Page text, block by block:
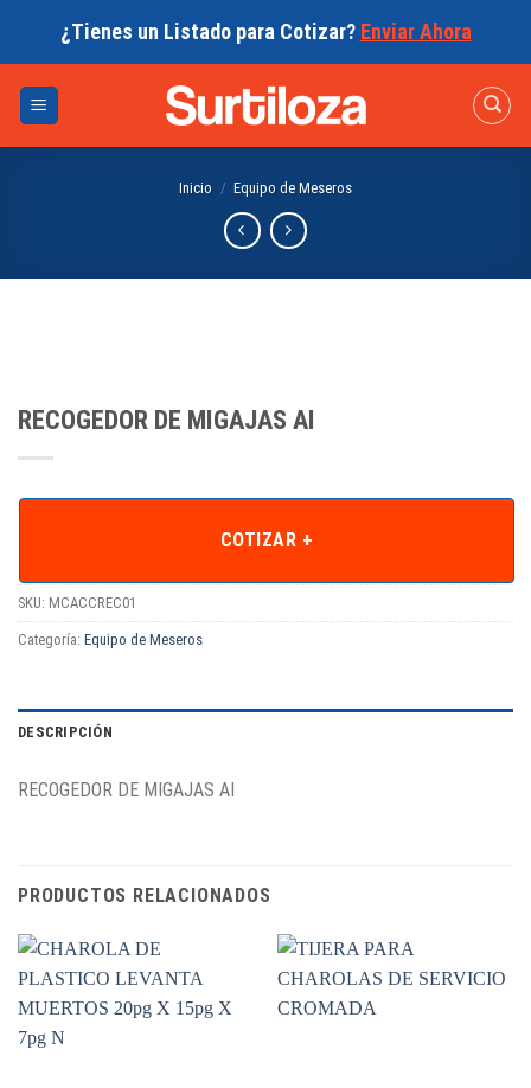
¿Tienes un Listado para Cotizar? Enviar Ahora
Inicio / Equipo de Meseros
RECOGEDOR DE MIGAJAS AI
COTIZAR +
SKU: MCACCREC01
Categoría: Equipo de Meseros
DESCRIPCIÓN
RECOGEDOR DE MIGAJAS AI
PRODUCTOS RELACIONADOS